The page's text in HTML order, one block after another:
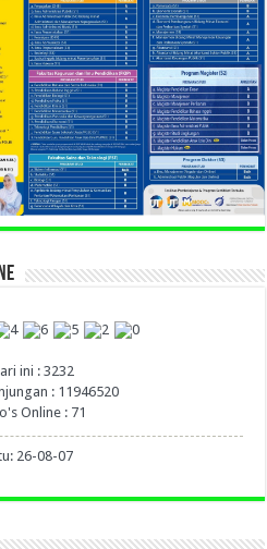
ini : 3232
: 11946520
Online : 71
26-08-07